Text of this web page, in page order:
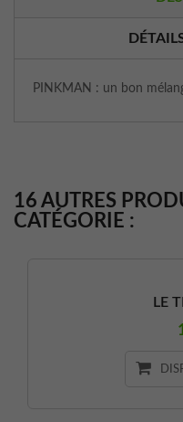
PINKMAN : un bon
16 AUTRES
CATÉGORIE :
LE